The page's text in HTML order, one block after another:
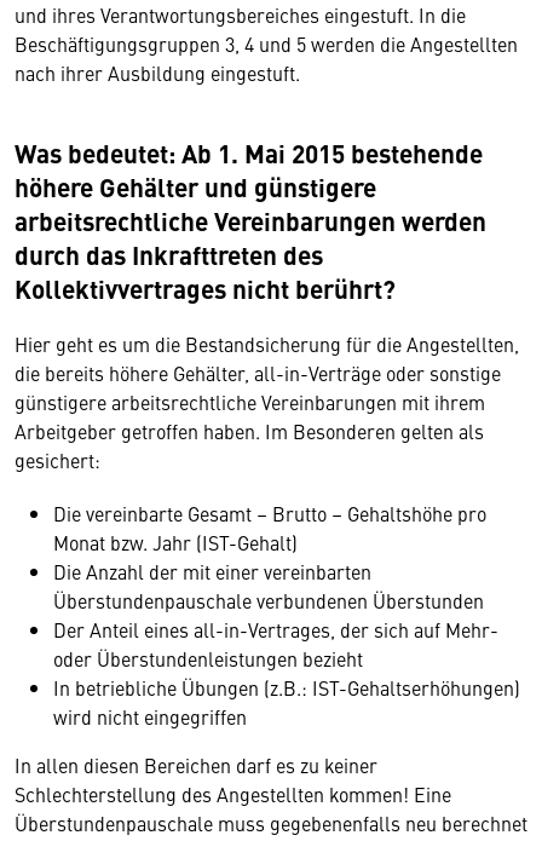
und ihres Verantwortungsbereiches eingestuft. In die
Beschäftigungsgruppen 3, 4 und 5 werden die Angestellten
nach ihrer Ausbildung eingestuft.
Was bedeutet: Ab 1. Mai 2015 bestehende
höhere Gehälter und günstigere
arbeitsrechtliche Vereinbarungen werden
durch das Inkrafttreten des
Kollektivvertrages nicht berührt?
Hier geht es um die Bestandsicherung für die Angestellten,
die bereits höhere Gehälter, all-in-Verträge oder sonstige
günstigere arbeitsrechtliche Vereinbarungen mit ihrem
Arbeitgeber getroffen haben. Im Besonderen gelten als
gesichert:
Die vereinbarte Gesamt – Brutto – Gehaltshöhe pro
Monat bzw. Jahr (IST-Gehalt)
Die Anzahl der mit einer vereinbarten
Überstundenpauschale verbundenen Überstunden
Der Anteil eines all-in-Vertrages, der sich auf Mehr-
oder Überstundenleistungen bezieht
In betriebliche Übungen (z.B.: IST-Gehaltserhöhungen)
wird nicht eingegriffen
In allen diesen Bereichen darf es zu keiner
Schlechterstellung des Angestellten kommen! Eine
Überstundenpauschale muss gegebenenfalls neu berechnet